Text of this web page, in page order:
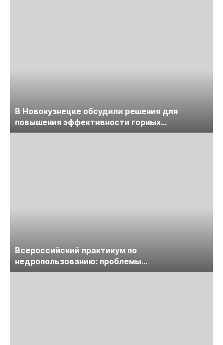
В Новокузнецке обсудили решения для
повышения эффективности горных
предприятий
Всероссийский практикум по
недропользованию: проблемы
лицензирования, цифровизации, экспертизы